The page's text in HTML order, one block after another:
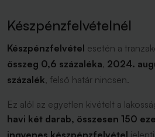
Készpénzfelvételnél
Készpénzfelvétel esetén a
összeg 0,6 százaléka, 2024.
százalék, felső határ nincsen.
Ez alól az egyetlen kivételt a
havi két darab, összesen 150
ingyenes készpénzfelvétel